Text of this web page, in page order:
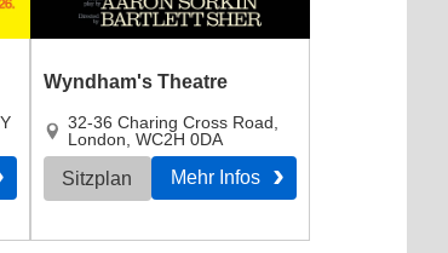
Wyndham's Theatre
32-36 Charing Cross Road
London WC2H 0DA
Sitzplan Mehr Infos